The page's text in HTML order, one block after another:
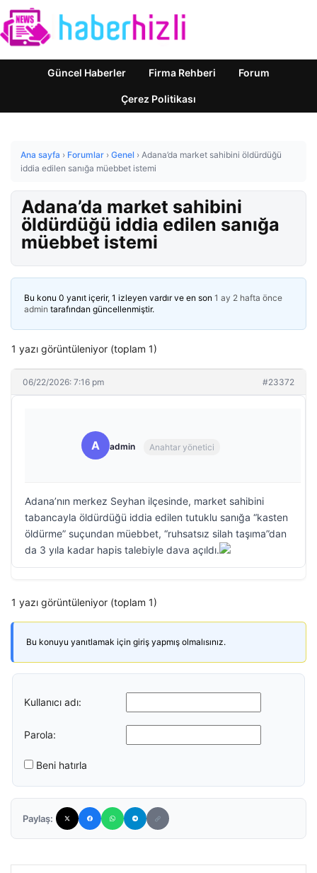
Güncel Haberler Firma Rehberi Forum
Çerez Politikası
Ana sayfa › Forumlar › Genel › Adana’da market sahibini öldürdüğü
iddia edilen sanığa müebbet istemi
Adana’da market sahibini
öldürdüğü iddia edilen sanığa
müebbet istemi
Bu konu 0 yanıt içerir, 1 izleyen vardır ve en son 1 ay 2 hafta önce
admin tarafından güncellenmiştir.
1 yazı görüntüleniyor (toplam 1)
06/22/2026: 7:16 pm #23372
A admin Anahtar yönetici
Adana’nın merkez Seyhan ilçesinde, market sahibini
tabancayla öldürdüğü iddia edilen tutuklu sanığa “kasten
öldürme” suçundan müebbet, “ruhsatsız silah taşıma”dan
da 3 yıla kadar hapis talebiyle dava açıldı.
1 yazı görüntüleniyor (toplam 1)
Bu konuyu yanıtlamak için giriş yapmış olmalısınız.
Kullanıcı adı:
Parola:
Beni hatırla
Paylaş: